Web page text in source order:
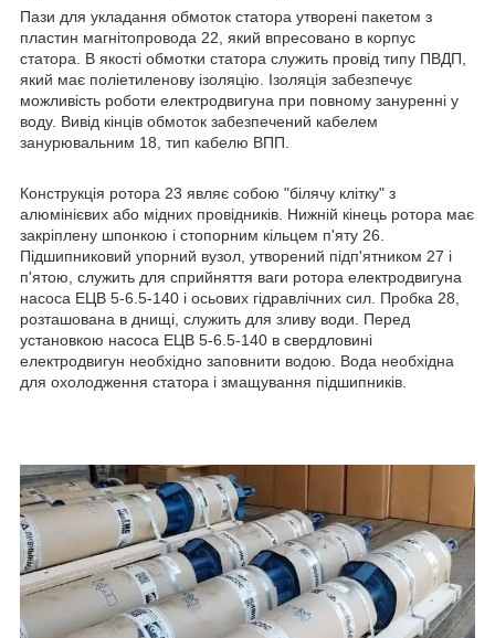
Пази для укладання обмоток статора утворені пакетом з
пластин магнітопровода 22, який впресовано в корпус
статора. В якості обмотки статора служить провід типу ПВДП,
який має поліетиленову ізоляцію. Ізоляція забезпечує
можливість роботи електродвигуна при повному зануренні у
воду. Вивід кінців обмоток забезпечений кабелем
занурювальним 18, тип кабелю ВПП.
Конструкція ротора 23 являє собою "білячу клітку" з
алюмінієвих або мідних провідників. Нижній кінець ротора має
закріплену шпонкою і стопорним кільцем п'яту 26.
Підшипниковий упорний вузол, утворений підп'ятником 27 і
п'ятою, служить для сприйняття ваги ротора електродвигуна
насоса ЕЦВ 5-6.5-140 і осьових гідравлічних сил. Пробка 28,
розташована в днищі, служить для зливу води. Перед
установкою насоса ЕЦВ 5-6.5-140 в свердловині
електродвигун необхідно заповнити водою. Вода необхідна
для охолодження статора і змащування підшипників.